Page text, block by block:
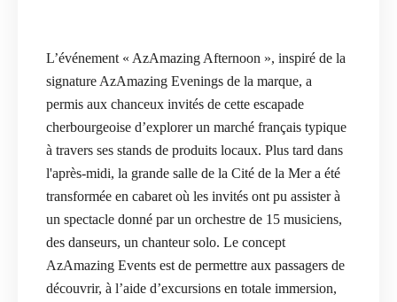
L’événement « AzAmazing Afternoon », inspiré de la
signature AzAmazing Evenings de la marque, a
permis aux chanceux invités de cette escapade
cherbourgeoise d’explorer un marché français typique
à travers ses stands de produits locaux. Plus tard dans
l'après-midi, la grande salle de la Cité de la Mer a été
transformée en cabaret où les invités ont pu assister à
un spectacle donné par un orchestre de 15 musiciens,
des danseurs, un chanteur solo. Le concept
AzAmazing Events est de permettre aux passagers de
découvrir, à l’aide d’excursions en totale immersion,